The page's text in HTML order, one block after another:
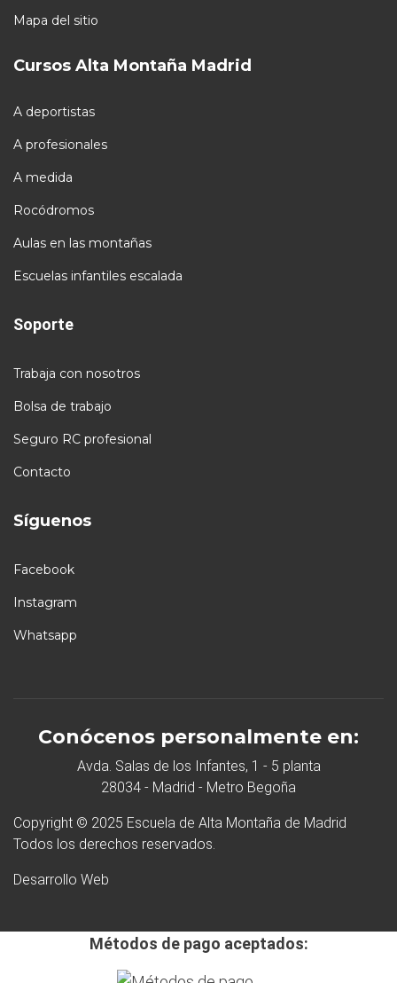
Mapa del sitio
Cursos Alta Montaña Madrid
A deportistas
A profesionales
A medida
Rocódromos
Aulas en las montañas
Escuelas infantiles escalada
Soporte
Trabaja con nosotros
Bolsa de trabajo
Seguro RC profesional
Contacto
Síguenos
Facebook
Instagram
Whatsapp
Conócenos personalmente en:
Avda. Salas de los Infantes, 1 - 5 planta
28034 - Madrid - Metro Begoña
Copyright © 2025 Escuela de Alta Montaña de Madrid
Todos los derechos reservados.
Desarrollo Web
Métodos de pago aceptados: